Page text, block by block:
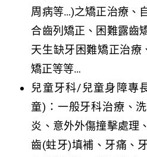
周病等…)之矯正治療、
合齒列矯正、困難露齒
天生缺牙困難矯正治療
矯正等等…
兒童牙科/兒童身障專
童)：一般牙科治療、
炎、意外外傷撞擊處理
齒(蛀牙)填補、牙痛、